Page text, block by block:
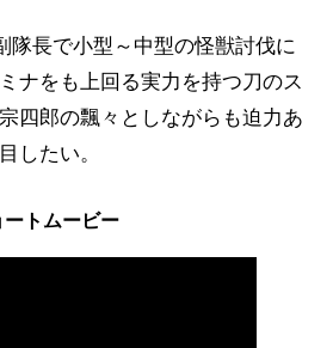
隊長で小型～中型の怪獣討伐に
ナをも上回る実力を持つ刀のス
四郎の飄々としながらも迫力あ
したい。
トムービー